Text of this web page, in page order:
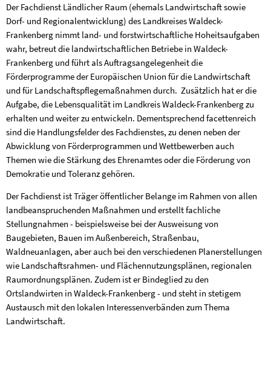
Der Fachdienst Ländlicher Raum (ehemals Landwirtschaft sowie
Dorf- und Regionalentwicklung) des Landkreises Waldeck-
Frankenberg nimmt land- und forstwirtschaftliche Hoheitsaufgaben
wahr, betreut die landwirtschaftlichen Betriebe in Waldeck-
Frankenberg und führt als Auftragsangelegenheit die
Förderprogramme der Europäischen Union für die Landwirtschaft
und für Landschaftspflegemaßnahmen durch. Zusätzlich hat er die
Aufgabe, die Lebensqualität im Landkreis Waldeck-Frankenberg zu
erhalten und weiter zu entwickeln. Dementsprechend facettenreich
sind die Handlungsfelder des Fachdienstes, zu denen neben der
Abwicklung von Förderprogrammen und Wettbewerben auch
Themen wie die Stärkung des Ehrenamtes oder die Förderung von
Demokratie und Toleranz gehören.
Der Fachdienst ist Träger öffentlicher Belange im Rahmen von allen
landbeanspruchenden Maßnahmen und erstellt fachliche
Stellungnahmen - beispielsweise bei der Ausweisung von
Baugebieten, Bauen im Außenbereich, Straßenbau,
Waldneuanlagen, aber auch bei den verschiedenen Planerstellungen
wie Landschaftsrahmen- und Flächennutzungsplänen, regionalen
Raumordnungsplänen. Zudem ist er Bindeglied zu den
Ortslandwirten in Waldeck-Frankenberg - und steht in stetigem
Austausch mit den lokalen Interessenverbänden zum Thema
Landwirtschaft.